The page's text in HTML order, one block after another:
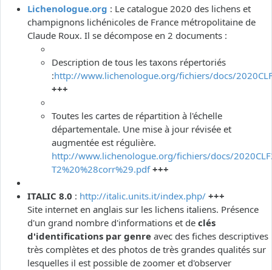
Lichenologue.org : Le catalogue 2020 des lichens et
champignons lichénicoles de France métropolitaine de
Claude Roux. Il se décompose en 2 documents :
Description de tous les taxons répertoriés
:http://www.lichenologue.org/fichiers/docs/
+++
Toutes les cartes de répartition à l'échelle
départementale. Une mise à jour révisée et
augmentée est régulière.
http://www.lichenologue.org/fichiers/docs/
T2%20%28corr%29.pdf +++
ITALIC 8.0 : http://italic.units.it/index.php/ +++
Site internet en anglais sur les lichens italiens. Présence
d'un grand nombre d'informations et de clés
d'identifications par genre avec des fiches descriptives
très complètes et des photos de très grandes qualités sur
lesquelles il est possible de zoomer et d'observer